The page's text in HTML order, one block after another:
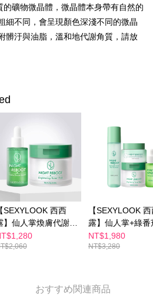
に受け取れない場合があります（例：予
商品）。そのため、商品到着の有無に関
限内にお支払いください。
」（以下当サービスという）はネットプ
いう）が提供し、AFTEEが代金を徴収し
供しなければならない個人情報（注文者
名、電話番号、受取人住所を含むがこれに
当サービスで必要な範囲内で利用されま
処理、利用について、詳細はAFTEE公式ホ
、処理及び利用に関する声明』をご参照く
）。
査を通過すれば、最高額がNT$10,000にな
、その金額に基づいて年利20%の遅延滞
用者は、事前に法定代理人または後見人
ただけます。
たはAFTEEにあなたの個人情報の収集、処
上で送料無料
上で送料無料
以上で送料無料
送料を確認
送料を確認
送料を確認
礦物微晶體，微晶體本身帶有自然的
細不同，會呈現顏色深淺不同的微晶
髒汙與油脂，溫和地代謝角質，請放
【SEXYLOOK 西西
】仙人掌煥膚代謝棉
(50片/盒)+仙人掌發
雙精華(30ml)
【SEXYLOOK
露】仙人掌+綠番
組(夜光霜
光水150mlx1+仙
NT$1,980
NT$3,280
おすすめ関連商品